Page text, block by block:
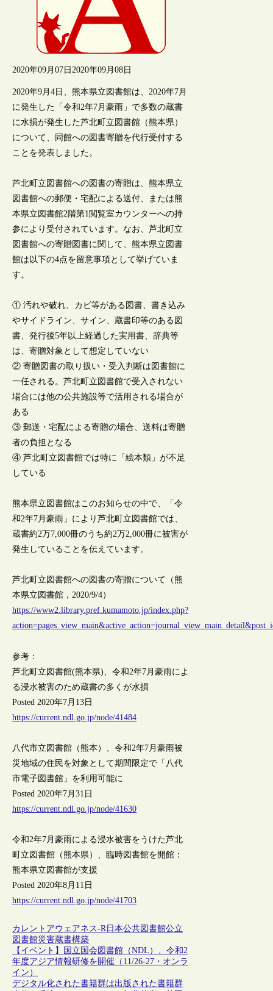
2020年09月07日 2020年09月08日
2020年9月4日、熊本県立図書館は、2020年7月
に発生した「令和2年7月豪雨」で多数の蔵書
に水損が発生した芦北町立図書館（熊本県）
について、同館への図書寄贈を代行受付する
ことを発表しました。
芦北町立図書館への図書の寄贈は、熊本県立
図書館への郵便・宅配による送付、または熊
本県立図書館2階第1閲覧室カウンターへの持
参により受付されています。なお、芦北町立
図書館への寄贈図書に関して、熊本県立図書
館は以下の4点を留意事項として挙げていま
す。
① 汚れや破れ、カビ等がある図書、書き込み
やサイドライン、サイン、蔵書印等のある図
書、発行後5年以上経過した実用書、辞典等
は、寄贈対象として想定していない
② 寄贈図書の取り扱い・受入判断は図書館に
一任される。芦北町立図書館で受入されない
場合には他の公共施設等で活用される場合が
ある
③ 郵送・宅配による寄贈の場合、送料は寄贈
者の負担となる
④ 芦北町立図書館では特に「絵本類」が不足
している
熊本県立図書館はこのお知らせの中で、「令
和2年7月豪雨」により芦北町立図書館では、
蔵書約2万7,000冊のうち約2万2,000冊に被害が
発生していることを伝えています。
芦北町立図書館への図書の寄贈について（熊
本県立図書館，2020/9/4）
https://www2.library.pref.kumamoto.jp/index.php?
参考：
芦北町立図書館(熊本県)、令和2年7月豪雨によ
る浸水被害のため蔵書の多くが水損
Posted 2020年7月13日
https://current.ndl.go.jp/node/41484
八代市立図書館（熊本）、令和2年7月豪雨被
災地域の住民を対象として期間限定で「八代
市電子図書館」を利用可能に
Posted 2020年7月31日
https://current.ndl.go.jp/node/41630
令和2年7月豪雨による浸水被害をうけた芦北
町立図書館（熊本県）、臨時図書館を開館：
熊本県立図書館が支援
Posted 2020年8月11日
https://current.ndl.go.jp/node/41703
カレントアウェアネス-R日本公共図書館公立
図書館災害蔵書構築
【イベント】国立国会図書館（NDL）、令和2
年度アジア情報研修を開催（11/26-27・オンラ
イン）
デジタル化された書籍群は出版された書籍群